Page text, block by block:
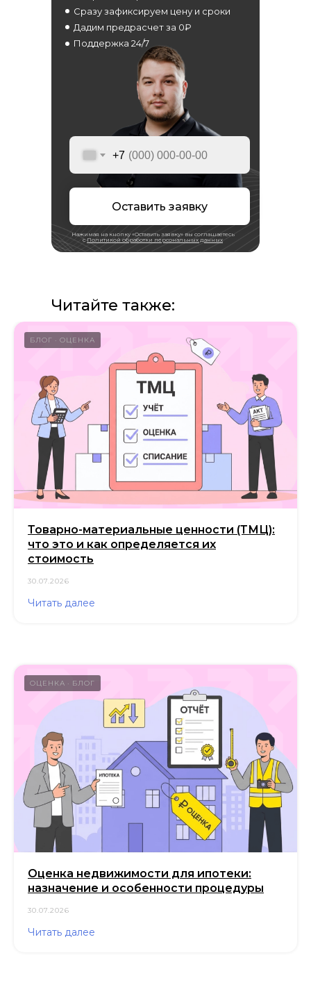
Сразу зафиксируем цену и сроки
Дадим предрасчет за 0₽
Поддержка 24/7
+7
Оставить заявку
Нажимая на кнопку «Оставить заявку» вы соглашаетесь
сПолитикой обработки персональных данных
Читайте также:
БЛОГ ОЦЕНКА
Товарно-материальные ценности (ТМЦ):
что это и как определяется их
стоимость
30.07.2026
Читать далее
ОЦЕНКА БЛОГ
Оценка недвижимости для ипотеки:
назначение и особенности процедуры
30.07.2026
Читать далее